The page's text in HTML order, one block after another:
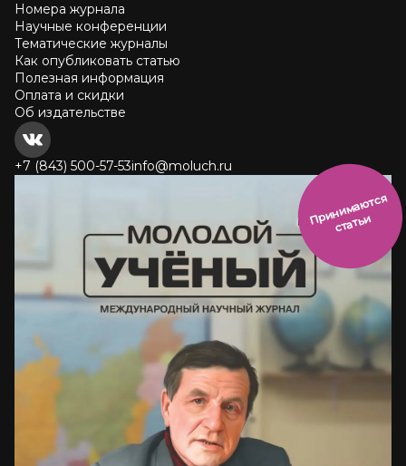
Номера журнала
Научные конференции
Тематические журналы
Как опубликовать статью
Полезная информация
Оплата и скидки
Об издательстве
+7 (843) 500-57-53info@moluch.ru
П
р
и
н
и
м
а
ют
с
я
ст
ать
и